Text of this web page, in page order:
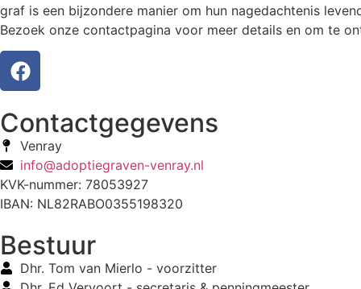
graf is een bijzondere manier om hun nagedachtenis
Bezoek onze contactpagina voor meer details en om te
Contactgegevens
Venray
info@adoptiegraven-venray.nl
KVK-nummer: 78053927
IBAN: NL82RABO0355198320
Bestuur
Dhr. Tom van Mierlo - voorzitter